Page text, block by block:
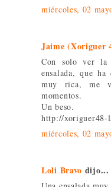
miércoles, 02
Jaime (Xoriguer
Con solo ver la
ensalada, que ha
muy rica, me
momentos.
Un beso.
http://xoriguer48-
miércoles, 02
Loli Bravo dijo...